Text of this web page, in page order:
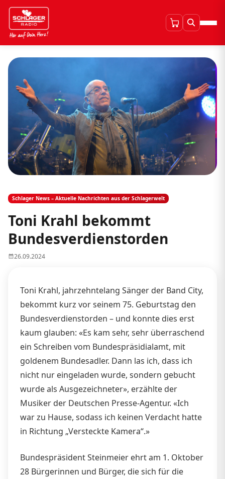
Schlager News – Aktuelle Nachrichten aus der Schlagerwelt
Toni Krahl bekommt
Bundesverdienstorden
26.09.2024
Toni Krahl, jahrzehntelang Sänger der Band City,
bekommt kurz vor seinem 75. Geburtstag den
Bundesverdienstorden – und konnte dies erst
kaum glauben: «Es kam sehr, sehr überraschend
ein Schreiben vom Bundespräsidialamt, mit
goldenem Bundesadler. Dann las ich, dass ich
nicht nur eingeladen wurde, sondern gebucht
wurde als Ausgezeichneter», erzählte der
Musiker der Deutschen Presse-Agentur. «Ich
war zu Hause, sodass ich keinen Verdacht hatte
in Richtung „Versteckte Kamera“.»
Bundespräsident Steinmeier ehrt am 1. Oktober
28 Bürgerinnen und Bürger, die sich für die